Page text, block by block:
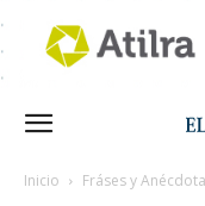
Inicio Fráses y